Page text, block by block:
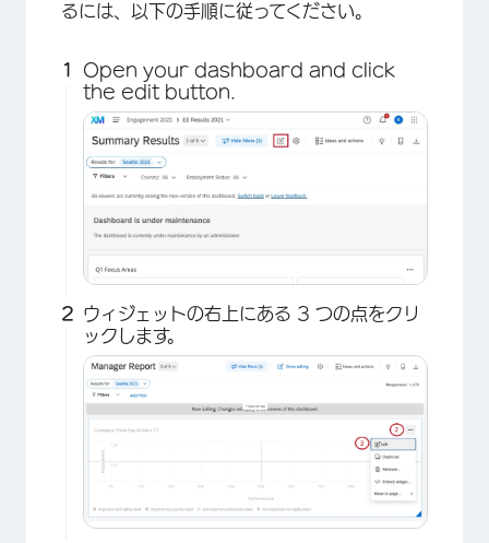
るには、以下の手順に従ってください。
Open your dashboard and click
the edit button.
ウィジェットの右上にある 3 つの点をクリ
ックします。